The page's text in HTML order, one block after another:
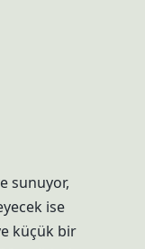
sunuyor,
ise
küçük bir